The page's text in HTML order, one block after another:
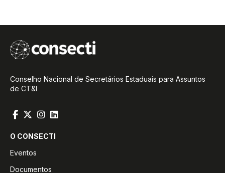
Conselho Nacional de Secretários Estaduais para Assuntos
de CT&I
O CONSECTI
Eventos
Documentos